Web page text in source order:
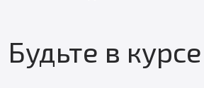
Будьте в курсе